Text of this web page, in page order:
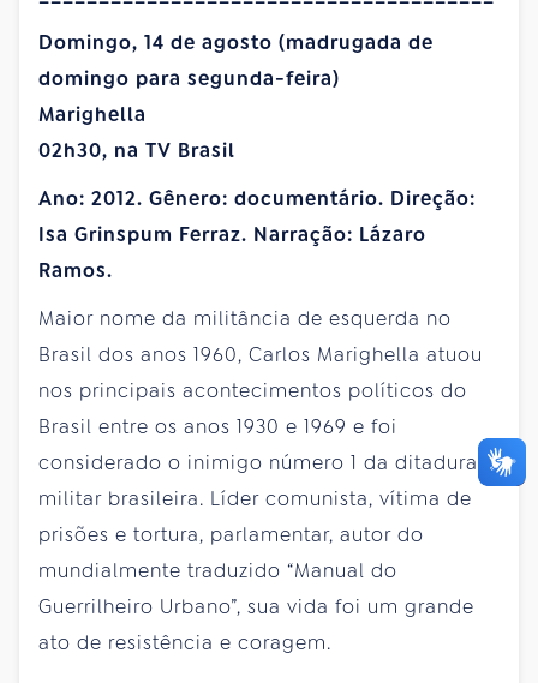
Domingo, 14 de agosto (madrugada de
domingo para segunda-feira)
Marighella
02h30, na TV Brasil
Ano: 2012. Gênero: documentário. Direção:
Isa Grinspum Ferraz. Narração: Lázaro
Ramos.
Maior nome da militância de esquerda no
Brasil dos anos 1960, Carlos Marighella atuou
nos principais acontecimentos políticos do
Brasil entre os anos 1930 e 1969 e foi
considerado o inimigo número 1 da ditadura
militar brasileira. Líder comunista, vítima de
prisões e tortura, parlamentar, autor do
mundialmente traduzido “Manual do
Guerrilheiro Urbano”, sua vida foi um grande
ato de resistência e coragem.